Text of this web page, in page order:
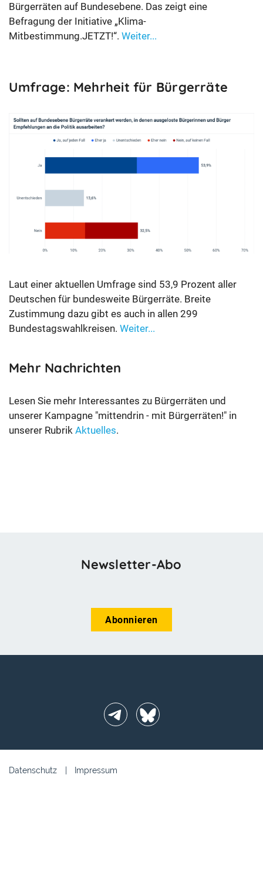
Bürgerräten auf Bundesebene. Das zeigt eine
Befragung der Initiative „Klima-
Mitbestimmung.JETZT!“. Weiter...
Umfrage: Mehrheit für Bürgerräte
Laut einer aktuellen Umfrage sind 53,9 Prozent aller
Deutschen für bundesweite Bürgerräte. Breite
Zustimmung dazu gibt es auch in allen 299
Bundestagswahlkreisen. Weiter...
Mehr Nachrichten
Lesen Sie mehr Interessantes zu Bürgerräten und
unserer Kampagne "mittendrin - mit Bürgerräten!" in
unserer Rubrik Aktuelles.
Newsletter-Abo
Abonnieren
TelegramBlueSky
Datenschutz Impressum